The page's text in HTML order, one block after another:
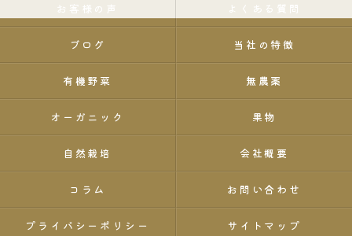
お客様の声 よくある質問
ブログ 当社の特徴
有機野菜 無農薬
オーガニック 果物
自然栽培 会社概要
コラム お問い合わせ
プライバシーポリシー サイトマップ